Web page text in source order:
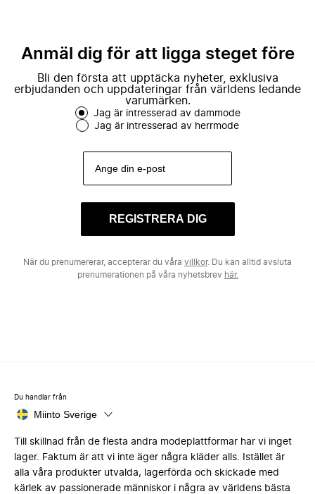
Anmäl dig för att ligga steget före
Bli den första att upptäcka nyheter, exklusiva
erbjudanden och uppdateringar från världens ledande
varumärken.
Jag är intresserad av dammode
Jag är intresserad av herrmode
REGISTRERA DIG
När du prenumererar, accepterar du våra villkor. Du kan alltid avsluta
prenumerationen på våra nyhetsbrev här.
Du handlar från
Miinto Sverige
Till skillnad från de flesta andra modeplattformar har vi inget
lager. Faktum är att vi inte äger några kläder alls. Istället är
alla våra produkter utvalda, lagerförda och skickade med
kärlek av passionerade människor i några av världens bästa